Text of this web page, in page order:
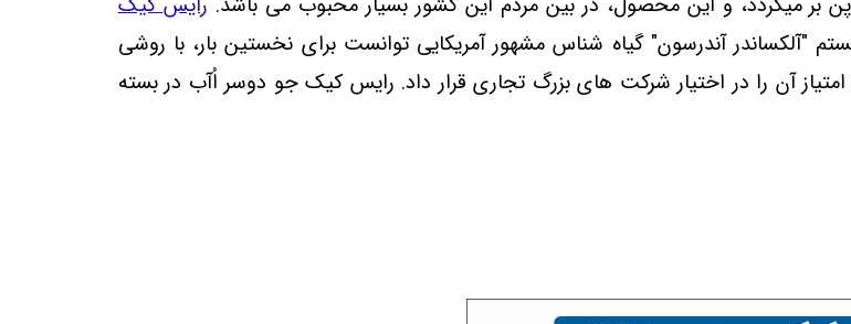
"آلکساندر آندرسون" گیاه شناس مشهور آمریکایی توانست برای نخستین بار، با روشی
آن را در اختیار شرکت های بزرگ تجاری قرار داد. رایس کیک جو دوسر اُآب در بسته